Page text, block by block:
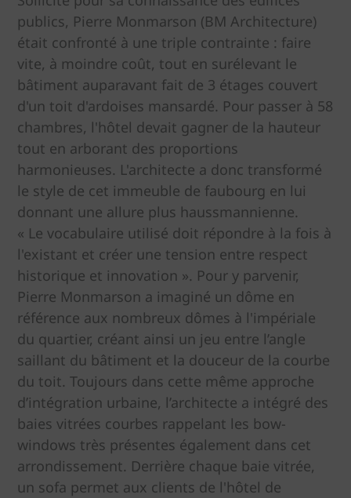
publics, Pierre Monmarson (BM Architecture)
était confronté à une triple contrainte : faire
vite, à moindre coût, tout en surélevant le
bâtiment auparavant fait de 3 étages couvert
d'un toit d'ardoises mansardé. Pour passer à 58
chambres, l'hôtel devait gagner de la hauteur
tout en arborant des proportions
harmonieuses. L'architecte a donc transformé
le style de cet immeuble de faubourg en lui
donnant une allure plus haussmannienne.
« Le vocabulaire utilisé doit répondre à la fois à
l'existant et créer une tension entre respect
historique et innovation ». Pour y parvenir,
Pierre Monmarson a imaginé un dôme en
référence aux nombreux dômes à l'impériale
du quartier, créant ainsi un jeu entre l’angle
saillant du bâtiment et la douceur de la courbe
du toit. Toujours dans cette même approche
d’intégration urbaine, l’architecte a intégré des
baies vitrées courbes rappelant les bow-
windows très présentes également dans cet
arrondissement. Derrière chaque baie vitrée,
un sofa permet aux clients de l'hôtel de